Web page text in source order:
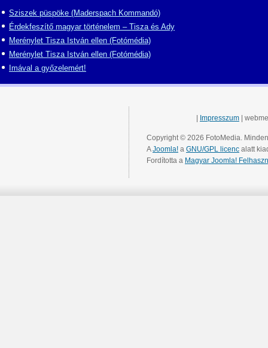
Sziszek püspöke (Maderspach Kommandó)
Érdekfeszítő magyar történelem – Tisza és Ady
Merénylet Tisza István ellen (Fotómédia)
Merénylet Tisza István ellen (Fotómédia)
Imával a győzelemért!
Impresszum |
Copyright © 2026 FotoMedia.
AJoomla! a GNU/GPL licenc alatt
Fordította a Magyar Joomla!